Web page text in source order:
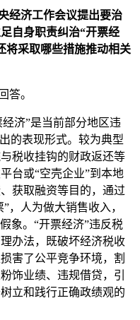
经济工作会议提出要治
自身职责纠治“开票经
将采取哪些措施推动相关
答。
济”是当前部分地区违
的表现形式。较为典型
税收挂钩的财政返还等
台或“空壳企业”到本地
获取融资等目的，通过
，人为做大销售收入，
象。“开票经济”违反税
办法，既破坏经济税收
害了公平竞争环境，割
饰业绩、违规借贷，引
立和践行正确政绩观的